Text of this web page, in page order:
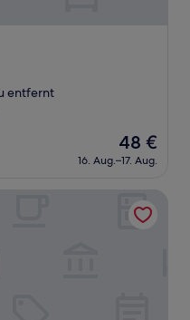
entfernt
Der
Preis
beträgt
48 €
16. Aug.–17. Aug.